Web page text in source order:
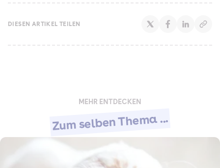
DIESEN ARTIKEL TEILEN
MEHR ENTDECKEN
Zum selben Thema ...